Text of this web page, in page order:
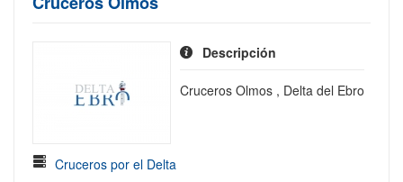
Descripción
Cruceros Olmos , Delta del Ebro
Cruceros por el Delta